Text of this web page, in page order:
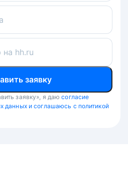
hh.ru
заявку
заявку», я даю согласие
данных и соглашаюсь с политикой